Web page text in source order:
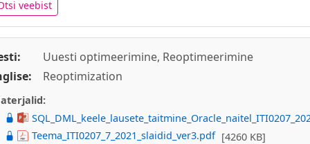
veebist
Uuesti optimeerimine, Reoptimeerimine
Reoptimization
Teema_ITI0207_7_2021_slaidid_ver3.pdf [4260 KB]